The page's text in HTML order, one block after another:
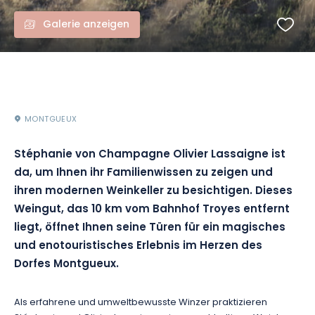
Galerie anzeigen
MONTGUEUX
Stéphanie von Champagne Olivier Lassaigne ist
da, um Ihnen ihr Familienwissen zu zeigen und
ihren modernen Weinkeller zu besichtigen. Dieses
Weingut, das 10 km vom Bahnhof Troyes entfernt
liegt, öffnet Ihnen seine Türen für ein magisches
und enotouristisches Erlebnis im Herzen des
Dorfes Montgueux.
Als erfahrene und umweltbewusste Winzer praktizieren